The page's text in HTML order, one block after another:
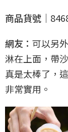
商品貨號｜
網友： 可以另
淋在上面，帶
真是太棒了，
非常實用。